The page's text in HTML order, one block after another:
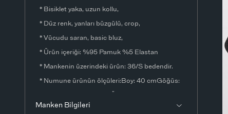
* Bisiklet yaka, uzun kollu,
* Düz renk, yanları büzgülü, crop,
* Vücudu saran, basic bluz,
* Ürün içeriği: %95 Pamuk %5 Elastan
* Mankenin üzerindeki ürün: 36/S bedendir.
* Numune ürünün ölçüleri:Boy: 40 cmGöğüs:
olabilir.
Manken Bilgileri